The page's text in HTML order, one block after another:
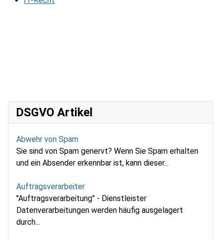
DSGVO Artikel
Abwehr von Spam
Sie sind von Spam genervt? Wenn Sie Spam erhalten
und ein Absender erkennbar ist, kann dieser...
Auftragsverarbeiter
"Auftragsverarbeitung" - Dienstleister
Datenverarbeitungen werden häufig ausgelagert
durch...